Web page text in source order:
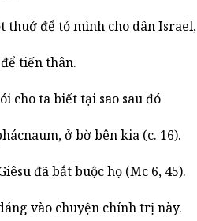
thuở để tỏ mình cho dân Israel,
tiến thân.
cho ta biết tại sao sau đó
ở bờ bên kia (c. 16).
đã bắt buộc họ (Mc 6, 45).
vào chuyện chính trị này.